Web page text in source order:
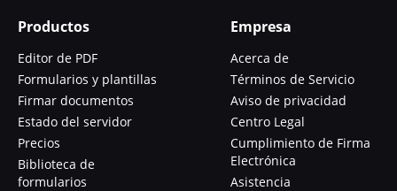
Productos
Editor de PDF
Formularios y plantillas
Firmar documentos
Estado del servidor
Precios
Biblioteca de
formularios
Empresa
Acerca de
Términos de Servicio
Aviso de privacidad
Centro Legal
Cumplimiento de Firma
Electrónica
Asistencia